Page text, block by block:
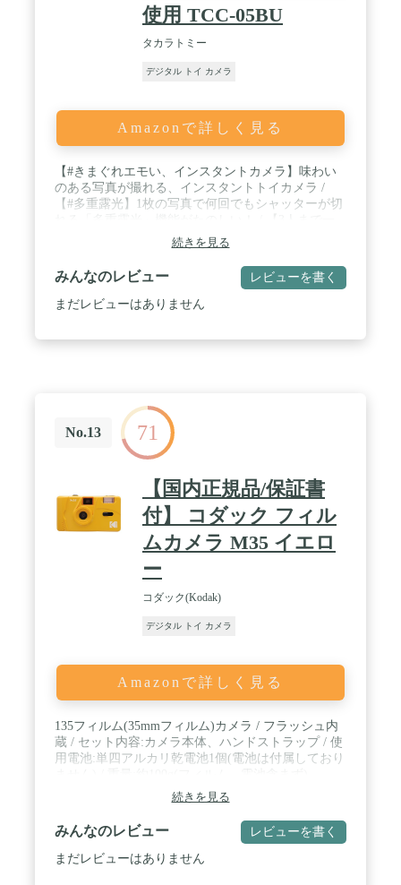
使用 TCC-05BU
タカラトミー
デジタル トイ カメラ
Amazonで詳しく見る
【#きまぐれエモい、インスタントカメラ】味わい
のある写真が撮れる、インスタントトイカメラ /
【#多重露光】1枚の写真で何回でもシャッターが切
緒に撮れる！自撮りに強い広角仕様】広い範囲を写
せる広角仕様だから、自撮りもカンタン。 / 【カラ
ーフィルター(別売)で雰囲気チェンジ】pixtoss専用
のカラーフィルターを使えば、いつもの写真がガラ
ッとチェンジ。 / 【製品仕様】使用フィルム：イン
続きを見る
みんなのレビュー レビューを書く
まだレビューはありません
No.13 71
【国内正規品/保証書
付】 コダック フィル
ムカメラ M35 イエロ
ー
コダック(Kodak)
デジタル トイ カメラ
Amazonで詳しく見る
135フィルム(35mmフィルム)カメラ / フラッシュ内
蔵 / セット内容:カメラ本体、ハンドストラップ / 使
用電池:単四アルカリ乾電池1個(電池は付属しており
続きを見る
みんなのレビュー レビューを書く
まだレビューはありません